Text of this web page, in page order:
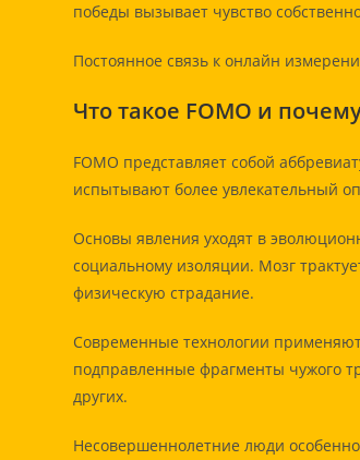
победы вызывает чувство
Постоянное связь к онлайн
Что такое FOMO и
FOMO представляет собой
испытывают более увлекательный
Основы явления уходят в
социальному изоляции. Мозг
физическую страдание.
Современные технологии
подправленные фрагменты чужого
других.
Несовершеннолетние люди